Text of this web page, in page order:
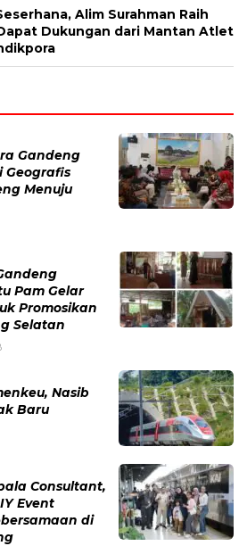
Alim Surahman Raih
Dukungan dari Mantan Atlet
Gandeng
Geografis
Menuju
Pam Gelar
Promosikan
Selatan
Nasib
Baru
Consultant,
Event
di